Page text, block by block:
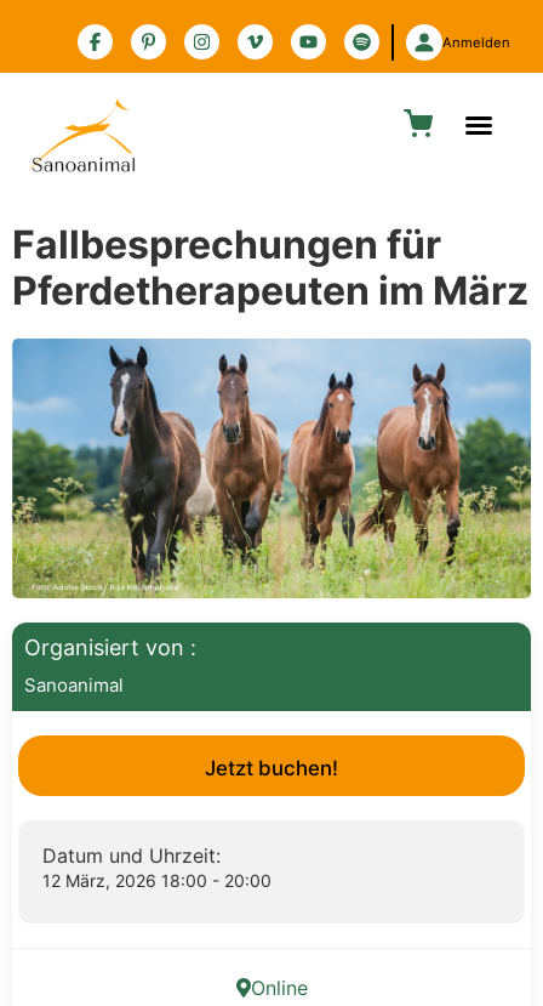
Zur Barrierefreiheitserklärung
Anmelden
Fallbesprechungen für
Pferdetherapeuten im März
Organisiert von :
Sanoanimal
Jetzt buchen!
Datum und Uhrzeit:
12 März, 2026 18:00 - 20:00
Online